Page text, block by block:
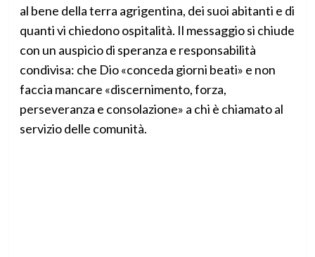
al bene della terra agrigentina, dei suoi abitanti e di
quanti vi chiedono ospitalità. Il messaggio si chiude
con un auspicio di speranza e responsabilità
condivisa: che Dio «conceda giorni beati» e non
faccia mancare «discernimento, forza,
perseveranza e consolazione» a chi è chiamato al
servizio delle comunità.